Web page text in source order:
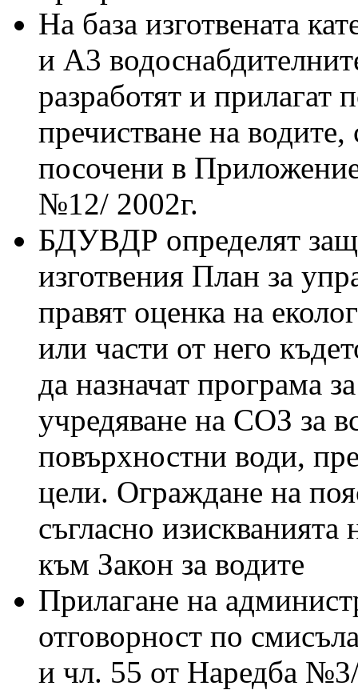
На база изготвената
и А3
разработят и прилагат
пречистване на
посочени в
№12/ 2002г.
БДУВДР определят
изготвения План за
правят оценка на
или части от него
да назначат програма
учредяване на СОЗ за
повърхностни води,
цели. Ограждане на
съгласно
към Закон за водите
Прилагане на
отговорност по
и чл. 55 от Наредба